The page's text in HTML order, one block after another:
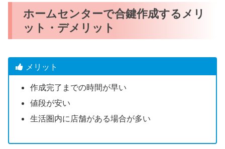
ホームセンターで合鍵作成するメリ
ット・デメリット
メリット
作成完了までの時間が早い
値段が安い
生活圏内に店舗がある場合が多い